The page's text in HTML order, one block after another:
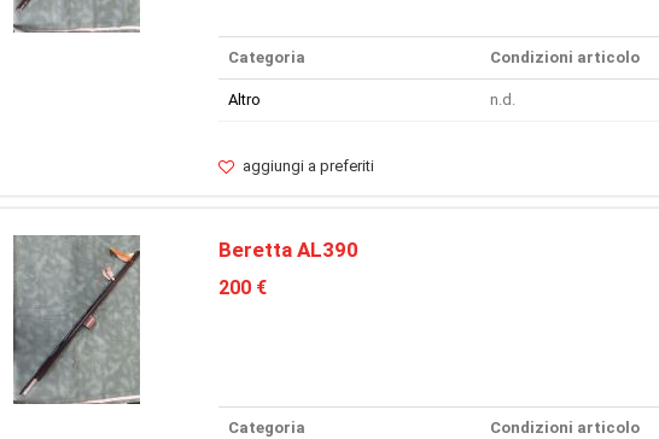
Categoria Condizioni articolo
Altro n.d.
aggiungi a preferiti
Beretta AL390
200 €
Categoria Condizioni articolo